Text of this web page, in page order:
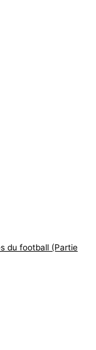
du football (Partie